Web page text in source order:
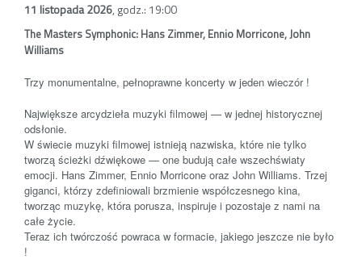
11 listopada 2026, godz.: 19:00
The Masters Symphonic: Hans Zimmer, Ennio Morricone, John
Williams
Trzy monumentalne, pełnoprawne koncerty w jeden wieczór !
Największe arcydzieła muzyki filmowej — w jednej historycznej
odsłonie.
W świecie muzyki filmowej istnieją nazwiska, które nie tylko
tworzą ścieżki dźwiękowe — one budują całe wszechświaty
emocji. Hans Zimmer, Ennio Morricone oraz John Williams. Trzej
giganci, którzy zdefiniowali brzmienie współczesnego kina,
tworząc muzykę, która porusza, inspiruje i pozostaje z nami na
całe życie.
Teraz ich twórczość powraca w formacie, jakiego jeszcze nie było
!